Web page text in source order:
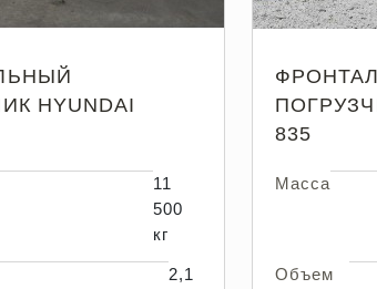
HYUNDAI
11
500
кг
2,1
835
Масса
Объем